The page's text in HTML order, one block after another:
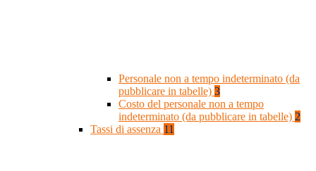
Personale non a tempo indeterminato (da
pubblicare in tabelle) 3
Costo del personale non a tempo
indeterminato (da pubblicare in tabelle) 2
Tassi di assenza 11